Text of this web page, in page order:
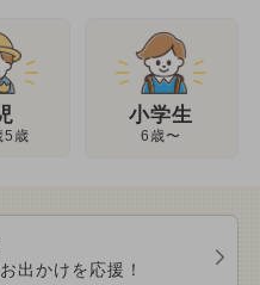
5歳
小学生
6歳〜
出かけを応援！